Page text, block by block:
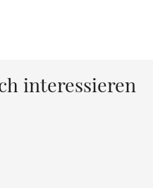
interessieren